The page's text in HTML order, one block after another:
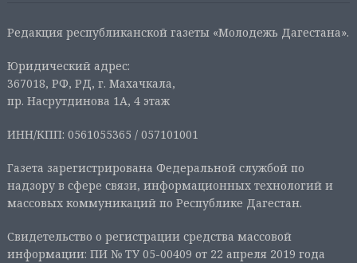
Редакция республиканской газеты «Молодежь Дагестана».
Юридический адрес:
367018, РФ, РД, г. Махачкала,
пр. Насрутдинова 1А, 4 этаж
ИНН/КПП: 0561055365 / 057101001
Газета зарегистрирована Федеральной службой по
надзору в сфере связи, информационных технологий и
массовых коммуникаций по Республике Дагестан.
Свидетельство о регистрации средства массовой
информации: ПИ № ТУ 05-00409 от 22 апреля 2019 года